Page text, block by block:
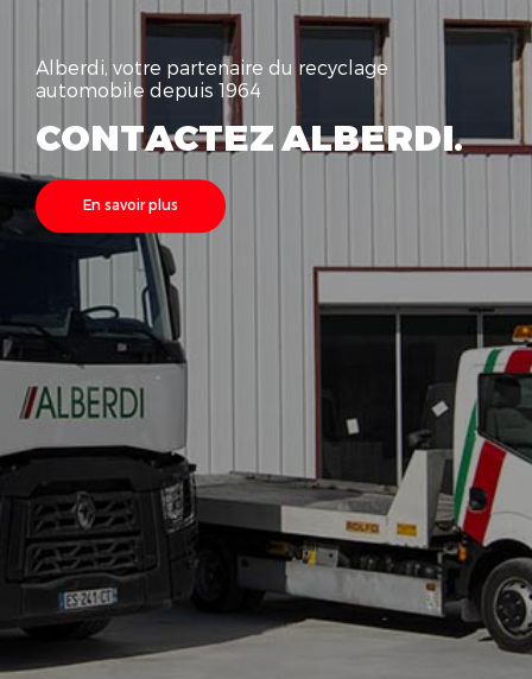
Alberdi, votre partenaire du recyclage
automobile depuis 1964
CONTACTEZ ALBERDI.
En savoir plus